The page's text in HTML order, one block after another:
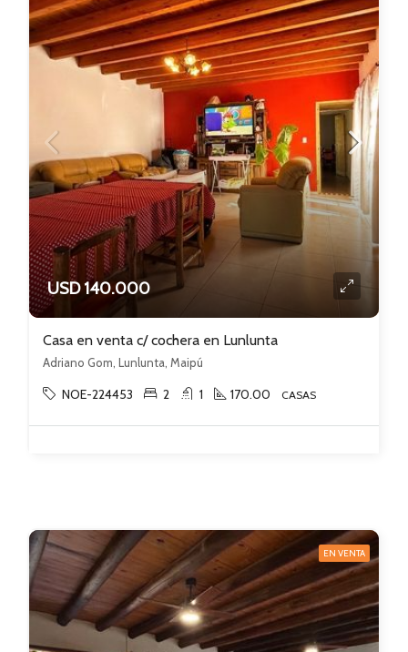
USD 140.000
Casa en venta c/ cochera en Lunlunta
Adriano Gom, Lunlunta, Maipú
NOE-224453 2 1 170.00 CASAS
EN VENTA